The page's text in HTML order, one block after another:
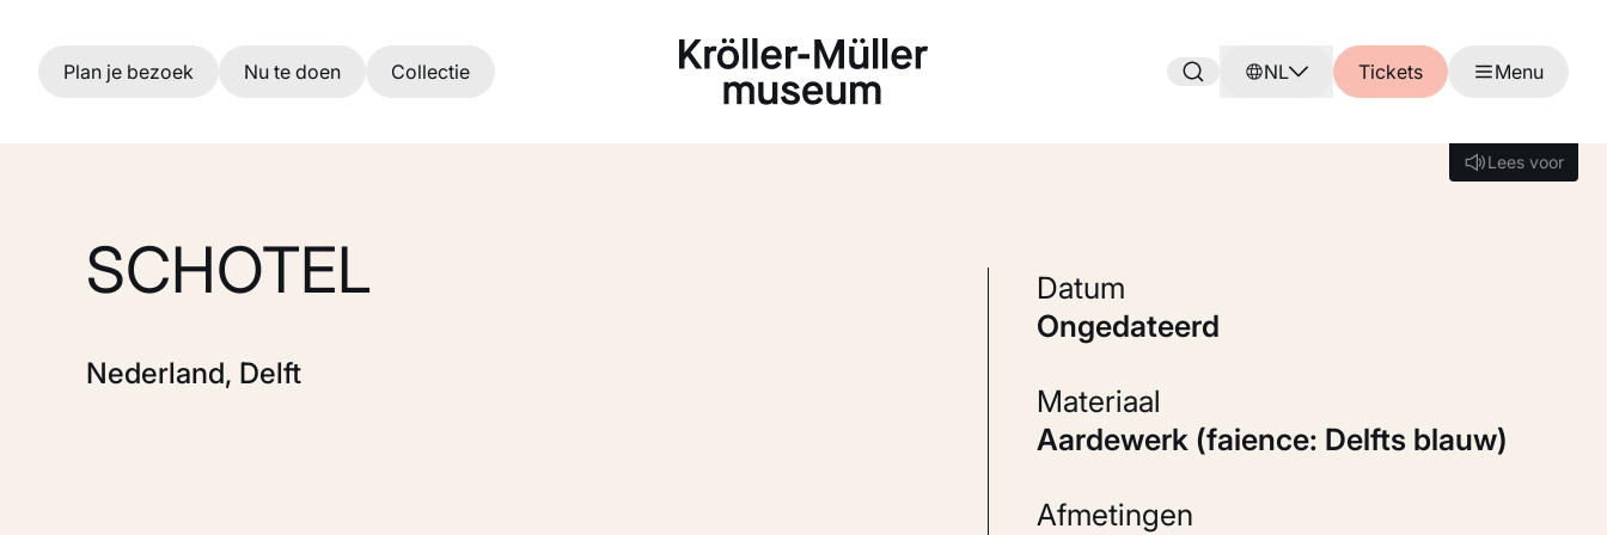
Ga naar hoofdinhoud
Plan je bezoek Nu te doen Collectie NL Tickets Menu
Lees voor
Lees voor
SCHOTEL
Nederland, Delft
Datum
ongedateerd
Materiaal
Aardewerk (faience: Delfts blauw)
Afmetingen